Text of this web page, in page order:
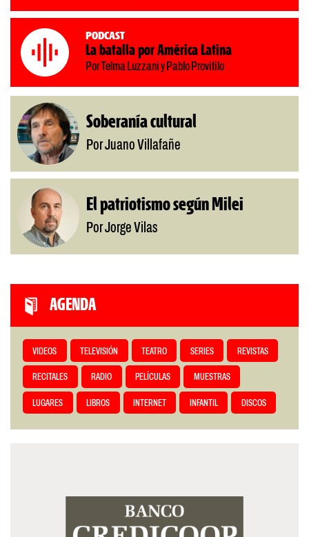
Podcast
La batalla por América Latina
Por Telma Luzzani y Pablo Provitilo
Soberanía cultural
Por Juano Villafañe
El patriotismo según Milei
Por Jorge Vilas
AGENDA
VIDEOS TELEVISIÓN TEATRO SERIES REVISTAS
RECITALES RADIO PELÍCULAS MUESTRAS
LUGARES LIBROS INTERNET INFANTIL DISCOS